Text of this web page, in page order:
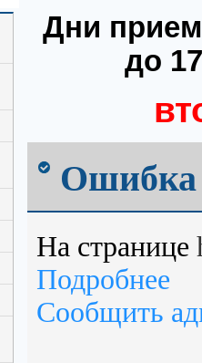
Дни
до
Ошибка
На странице
Подробнее
Сообщить